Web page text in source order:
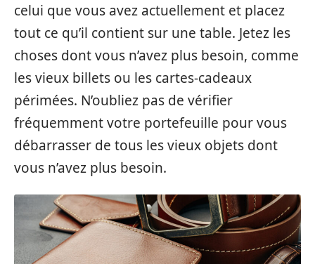
celui que vous avez actuellement et placez
tout ce qu’il contient sur une table. Jetez les
choses dont vous n’avez plus besoin, comme
les vieux billets ou les cartes-cadeaux
périmées. N’oubliez pas de vérifier
fréquemment votre portefeuille pour vous
débarrasser de tous les vieux objets dont
vous n’avez plus besoin.